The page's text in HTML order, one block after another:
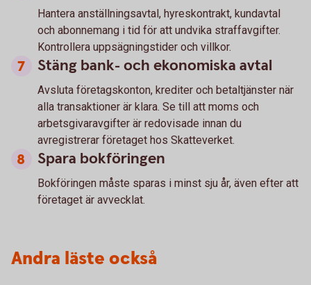
Hantera anställningsavtal, hyreskontrakt, kundavtal
och abonnemang i tid för att undvika straffavgifter.
Kontrollera uppsägningstider och villkor.
Stäng bank- och ekonomiska avtal
Avsluta företagskonton, krediter och betaltjänster när
alla transaktioner är klara. Se till att moms och
arbetsgivaravgifter är redovisade innan du
avregistrerar företaget hos Skatteverket.
Spara bokföringen
Bokföringen måste sparas i minst sju år, även efter att
företaget är avvecklat.
Andra läste också